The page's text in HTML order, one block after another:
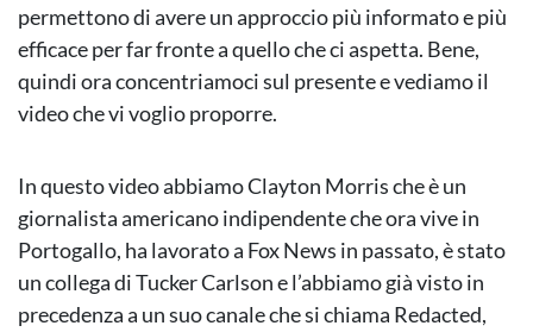
permettono di avere un approccio più informato e più
efficace per far fronte a quello che ci aspetta. Bene,
quindi ora concentriamoci sul presente e vediamo il
video che vi voglio proporre.
In questo video abbiamo Clayton Morris che è un
giornalista americano indipendente che ora vive in
Portogallo, ha lavorato a Fox News in passato, è stato
un collega di Tucker Carlson e l’abbiamo già visto in
precedenza a un suo canale che si chiama Redacted,